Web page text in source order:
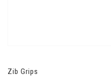
Zib Grips